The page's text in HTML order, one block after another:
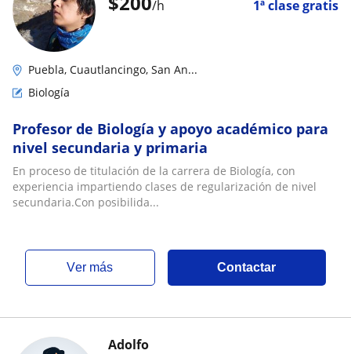
/h 1ª clase gratis
Puebla, Cuautlancingo, San An...
Biología
Profesor de Biología y apoyo académico para
nivel secundaria y primaria
En proceso de titulación de la carrera de Biología, con
experiencia impartiendo clases de regularización de nivel
secundaria.Con posibilida...
ver más Contactar
Adolfo